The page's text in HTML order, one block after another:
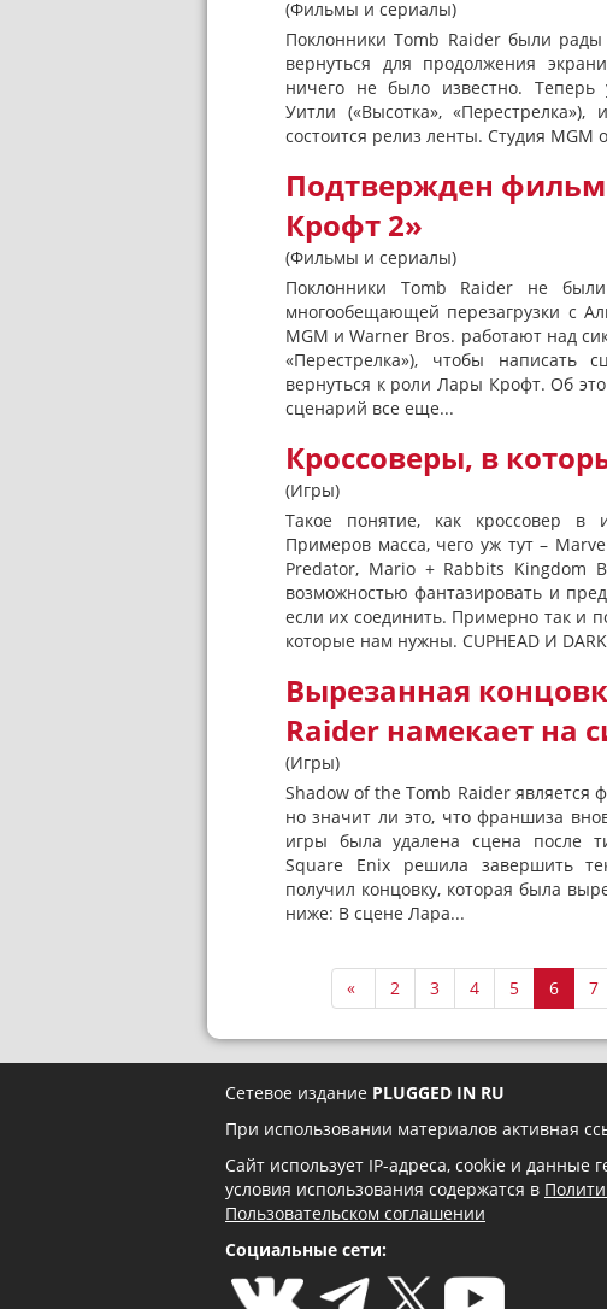
(Фильмы и сериалы)
Поклонники Tomb Raider были
вернуться для продолжения
ничего не было известно.
Уитли («Высотка»,
состоится релиз ленты. Студия
Подтвержден фильм
Крофт 2»
(Фильмы и сериалы)
Поклонники Tomb Raider не
многообещающей перезагрузки с
MGM и Warner Bros. работают над
«Перестрелка»), чтобы
вернуться к роли Лары Крофт. Об
сценарий все еще...
Кроссоверы, в
(Игры)
Такое понятие, как кроссовер в
Примеров масса, чего уж тут –
Predator, Mario + Rabbits Kingdom
возможностью фантазировать и
если их соединить. Примерно так и
которые нам нужны. CUPHEAD И
Вырезанная
Raider намекает на
(Игры)
Shadow of the Tomb Raider является
но значит ли это, что франшиза
игры была удалена сцена после
Square Enix решила завершить
получил концовку, которая была
ниже: В сцене Лара...
« 2 3 4 5 6 7
Сетевое издание PLUGGED IN RU
При использовании материалов активная
Сайт использует IP-адреса, cookie и данные
условия использования содержатся в
Пользовательском соглашении
Социальные сети: